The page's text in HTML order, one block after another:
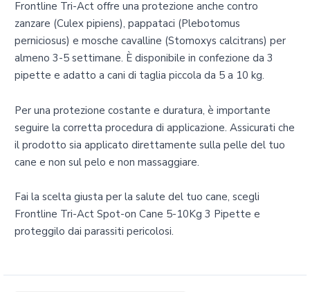
Frontline Tri-Act offre una protezione anche contro
zanzare (Culex pipiens), pappataci (Plebotomus
perniciosus) e mosche cavalline (Stomoxys calcitrans) per
almeno 3-5 settimane. È disponibile in confezione da 3
pipette e adatto a cani di taglia piccola da 5 a 10 kg.
Per una protezione costante e duratura, è importante
seguire la corretta procedura di applicazione. Assicurati che
il prodotto sia applicato direttamente sulla pelle del tuo
cane e non sul pelo e non massaggiare.
Fai la scelta giusta per la salute del tuo cane, scegli
Frontline Tri-Act Spot-on Cane 5-10Kg 3 Pipette e
proteggilo dai parassiti pericolosi.